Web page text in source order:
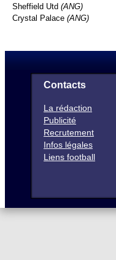
Sheffield Utd (ANG)
Crystal Palace (ANG)
Contacts
La rédaction
Publicité
Recrutement
Infos légales
Liens football